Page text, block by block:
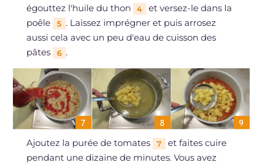
égouttez l'huile du thon
4
et versez-le dans la
poêle
5 . Laissez imprégner et puis arrosez
aussi cela avec un peu d'eau de cuisson des
pâtes
6 .
Ajoutez la purée de tomates 7
et faites cuire
pendant une dizaine de minutes. Vous avez